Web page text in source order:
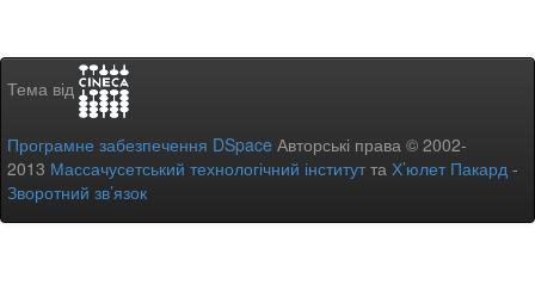
Тема від
Програмне забезпечення DSpace Авторські права © 2002-
2013 Массачусетський технологічний інститутта Х’юлет Пакард -
Зворотний зв’язок